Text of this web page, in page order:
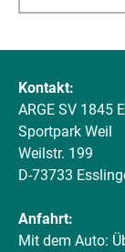
Kontakt:
ARGE SV 1845
Sportpark Weil
Weilstr. 199
D-73733
Anfahrt:
Mit dem Auto: